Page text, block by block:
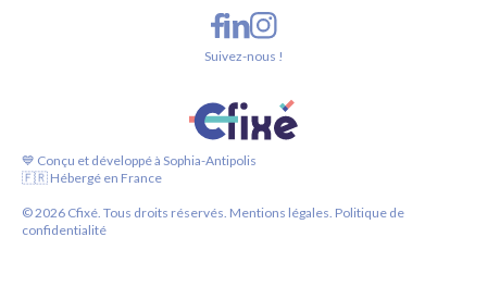
💙 Conçu et développé à Sophia-Antipolis
🇫🇷 Hébergé en France
©2026 Cfixé. Tous droits réservés. Mentions légales. Politique de
confidentialité
Suivez-nous !